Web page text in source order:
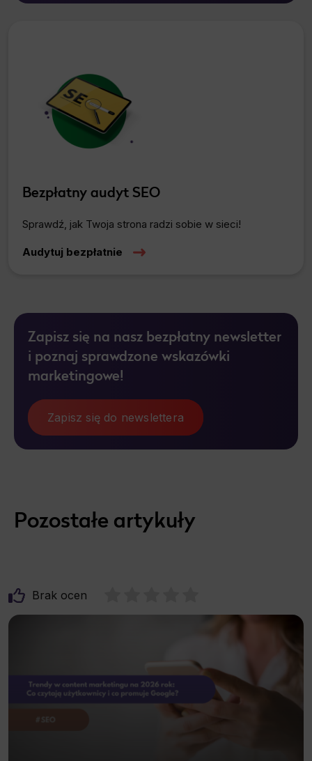
Bezpłatny audyt SEO
Sprawdź, jak Twoja strona radzi sobie w sieci!
Audytuj bezpłatnie
Zapisz się na nasz bezpłatny newsletter
i poznaj sprawdzone wskazówki
marketingowe!
Zapisz się do newslettera
Pozostałe artykuły
Brak ocen